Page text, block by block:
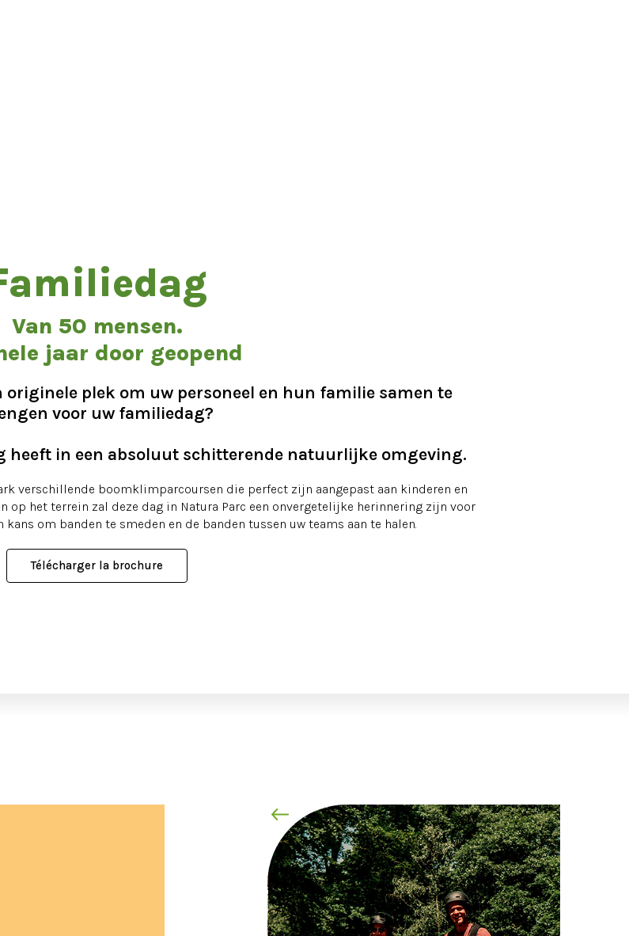
Van 50 mensen.
jaar door geopend
originele plek om uw personeel en hun familie samen te
voor uw familiedag?
heeft in een absoluut schitterende natuurlijke omgeving.
verschillende boomklimparcoursen die perfect zijn aangepast aan kinderen en
op het terrein zal deze dag in Natura Parc een onvergetelijke herinnering zijn voor
om banden te smeden en de banden tussen uw teams aan te halen.
Télécharger la brochure